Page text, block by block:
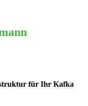
für Ihr Kafka